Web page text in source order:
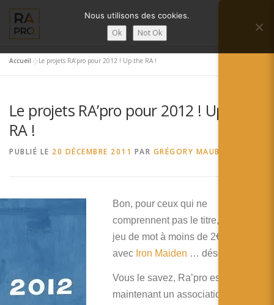
contenu
Menu
SERVICES RA’PRO ACTUALITÉ DE LA RA
Français
Deutsch
简体中文
Accueil »Le projets RA’pro pour 2012 ! Up the RA !
Le projets RA’pro pour 2012 ! Up the
RA !
PUBLIÉ LE 20 DÉCEMBRE 2011 PAR GRÉGORY MAUBON
Bon, pour ceux qui ne
comprennent pas le titre, c’est un
jeu de mot à moins de 2€ en lien
avec Iron Maiden … désolé …
Vous le savez, Ra’pro est
maintenant un association et nous
Nous utilisons des cookies.
Ok Not Ok